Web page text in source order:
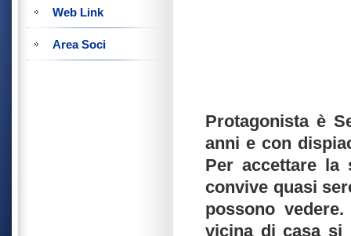
Web Link
Area Soci
Protagonista è
anni e con
Per accettare
convive quasi
possono
vicina di casa si